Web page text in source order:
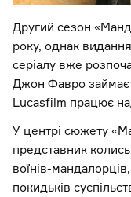
Другий сезон
року, однак
серіалу вже
Джон Фавро
Lucasfilm працює
У центрі сюжету
представник
воїнів-
покидьків